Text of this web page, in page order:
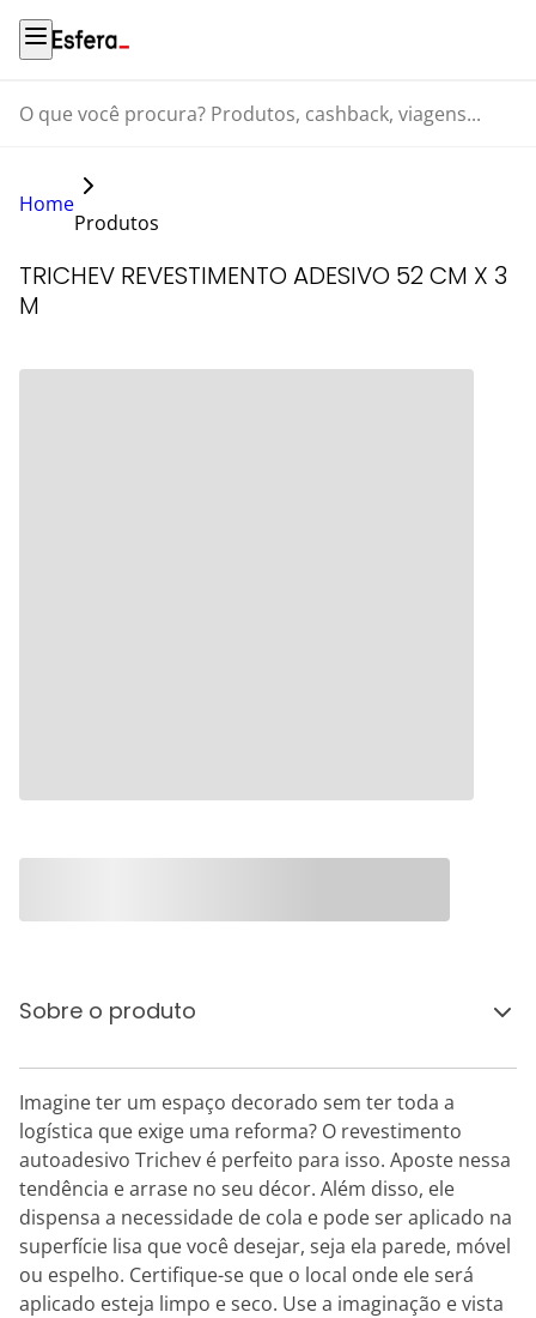
O que você procura? Produtos, cashback, viagens...
Home
Produtos
TRICHEV REVESTIMENTO ADESIVO 52 CM X 3
M
Sobre o produto
Imagine ter um espaço decorado sem ter toda a
logística que exige uma reforma? O revestimento
autoadesivo Trichev é perfeito para isso. Aposte nessa
tendência e arrase no seu décor. Além disso, ele
dispensa a necessidade de cola e pode ser aplicado na
superfície lisa que você desejar, seja ela parede, móvel
ou espelho. Certifique-se que o local onde ele será
aplicado esteja limpo e seco. Use a imaginação e vista